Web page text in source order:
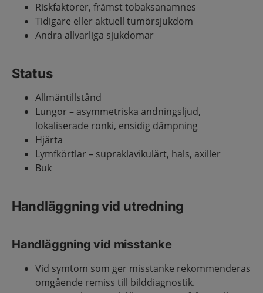
Riskfaktorer, främst tobaksanamnes
Tidigare eller aktuell tumörsjukdom
Andra allvarliga sjukdomar
Status
Allmäntillstånd
Lungor – asymmetriska andningsljud,
lokaliserade ronki, ensidig dämpning
Hjärta
Lymfkörtlar – supraklavikulärt, hals, axiller
Buk
Handläggning vid utredning
Handläggning vid misstanke
Vid symtom som ger misstanke rekommenderas
omgående remiss till bilddiagnostik.